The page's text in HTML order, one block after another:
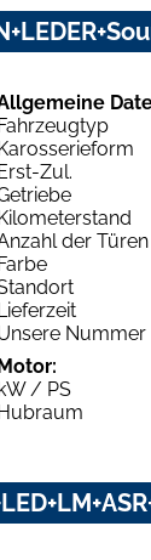
Zul.
der Türen
Nummer
/ PS